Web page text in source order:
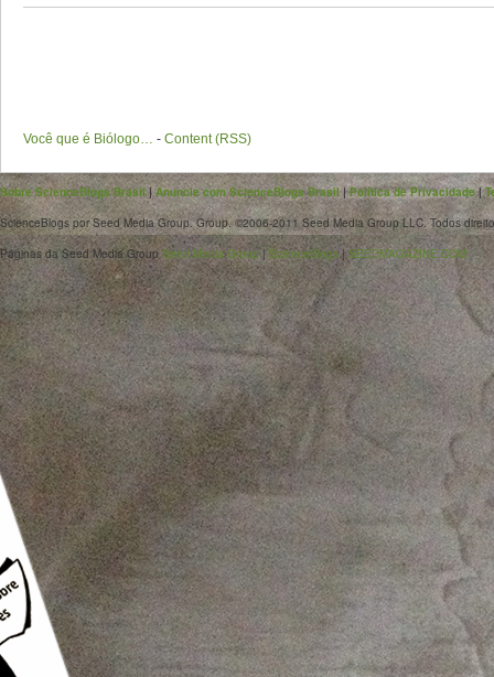
Você que é Biólogo… - Content (RSS)
Sobre ScienceBlogs Brasil|Anuncie com ScienceBlogs Brasil|Política de Privacidade|
ScienceBlogs por Seed Media Group. Group. ©2006-2011 Seed Media Group LLC. Todos
Páginas da Seed Media GroupSeed Media Group|ScienceBlogs|SEEDMAGAZINE.COM